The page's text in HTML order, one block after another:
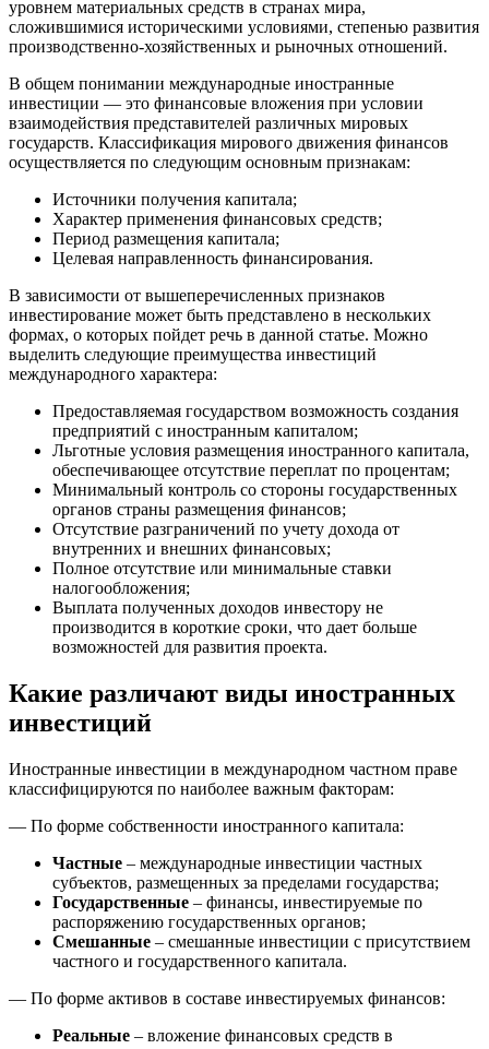
уровнем материальных средств в странах мира,
сложившимися историческими условиями, степенью развития
производственно-хозяйственных и рыночных отношений.
В общем понимании международные иностранные
инвестиции — это финансовые вложения при условии
взаимодействия представителей различных мировых
государств. Классификация мирового движения финансов
осуществляется по следующим основным признакам:
Источники получения капитала;
Характер применения финансовых средств;
Период размещения капитала;
Целевая направленность финансирования.
В зависимости от вышеперечисленных признаков
инвестирование может быть представлено в нескольких
формах, о которых пойдет речь в данной статье. Можно
выделить следующие преимущества инвестиций
международного характера:
Предоставляемая государством возможность создания
предприятий с иностранным капиталом;
Льготные условия размещения иностранного капитала,
обеспечивающее отсутствие переплат по процентам;
Минимальный контроль со стороны государственных
органов страны размещения финансов;
Отсутствие разграничений по учету дохода от
внутренних и внешних финансовых;
Полное отсутствие или минимальные ставки
налогообложения;
Выплата полученных доходов инвестору не
производится в короткие сроки, что дает больше
возможностей для развития проекта.
Какие различают виды иностранных
инвестиций
Иностранные инвестиции в международном частном праве
классифицируются по наиболее важным факторам:
— По форме собственности иностранного капитала:
Частные – международные инвестиции частных
субъектов, размещенных за пределами государства;
Государственные – финансы, инвестируемые по
распоряжению государственных органов;
Смешанные – смешанные инвестиции с присутствием
частного и государственного капитала.
— По форме активов в составе инвестируемых финансов:
Реальные – вложение финансовых средств в